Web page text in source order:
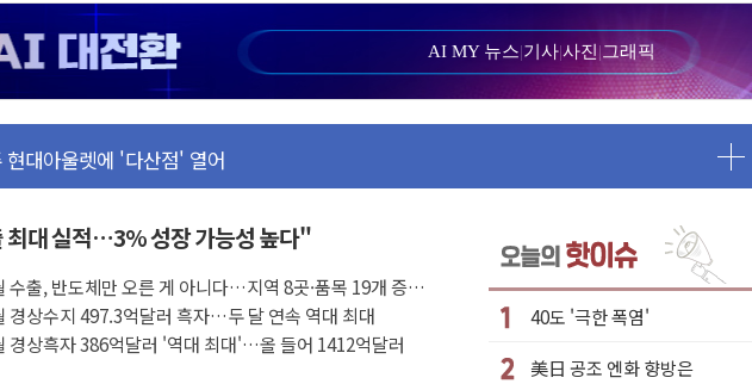
AI MY 뉴스|기사|사진 |그래픽
중국 계열사에 넘긴 세라젬…공정위 과징금 4억3200만원
코프로비엠 등 '슈퍼을' 5곳 선정...소부장 핵심기업 추가 육성
놀이기구·유아용품 등 94개 제품 안전기준 '부적합'
현대아울렛에 '다산점' 열어
자녀 출입국증명서 발급…7일부터 온라인 대리 신청 가능
구급과장 회의…중증환자 이송체계 전국 확대 점검
·육아 지원 한눈에'…인사처, 공무원 인사제도 안내서 발간
세계에 알린다…식약처 AI 심사·소방청 119안심콜 영문 영상 제작
으로 게임 끝…김민석, 신천지 허위신고에 배신 사과 안 해"
합 비판…"국방개혁은 정치적 감정 따라 추진해선 안 돼"
영상 콘테스트 '비욘드 디 어비스' 수상작 발표
최대 실적…3% 성장 가능성 높다"
수출, 반도체만 오른 게 아니다…지역 8곳·품목 19개 증가
뚜렷'
경상수지 497.3억달러 흑자…두 달 연속 역대 최대
경상흑자 386억달러 '역대 최대'…올 들어 1412억달러
40도 '극한 폭염'
美日 공조 엔화 향방은